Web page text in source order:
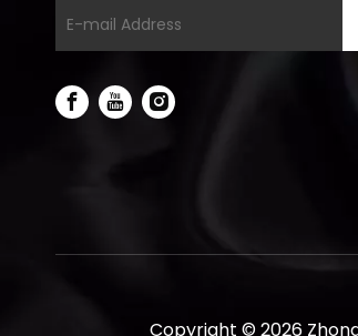
Copyright © 2026